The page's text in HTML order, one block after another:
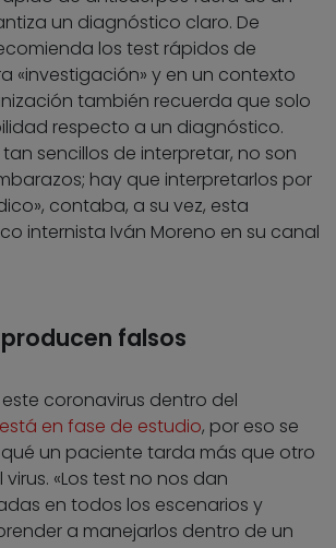
un diagnóstico claro. De
los test rápidos de
«investigación» y en un contexto
también recuerda que solo
respecto a un diagnóstico.
tan sencillos de interpretar, no son
hay que interpretarlos por
contaba, a su vez, esta
internista Iván Moreno en su canal
falsos
coronavirus dentro del
en fase de estudio, por eso se
un paciente tarda más que otro
«Los test no nos dan
en todos los escenarios y
a manejarlos dentro de un